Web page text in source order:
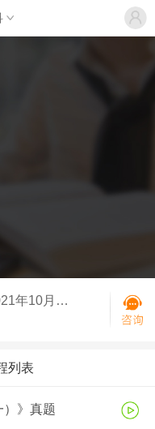
质量管理（一）（代码:00153）-2021年10月《质量管理（一）》真题
列表
）》真题